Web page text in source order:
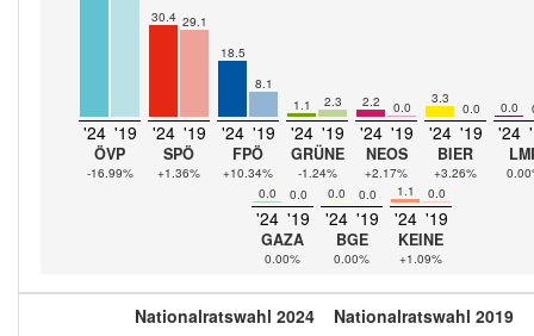
'24 '19
ÖVP
-16.99%
30.4 29.1
'24 '19
SPÖ
+1.36%
18.5
8.1
'24 '19
FPÖ
+10.34%
1.1 2.3
'24 '19
GRÜNE
-1.24%
2.2 0.0
'24 '19
NEOS
+2.17%
3.3
0.0
'24 '19
BIER
+3.26%
0.0
'24
0.0
0.0
'24 '19
GAZA
0.00%
0.0 0.0
'24 '19
BGE
0.00%
1.1 0.0
'24 '19
KEINE
+1.09%
Nationalratswahl 2024
Nationalratswahl 2019